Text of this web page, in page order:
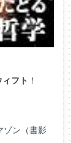
フト ！
ゾン（書影